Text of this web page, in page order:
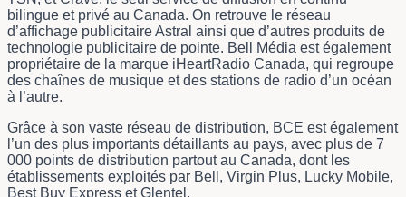
bilingue et privé au Canada. On retrouve le réseau
d’affichage publicitaire Astral ainsi que d’autres produits de
technologie publicitaire de pointe. Bell Média est également
propriétaire de la marque iHeartRadio Canada, qui regroupe
des chaînes de musique et des stations de radio d’un océan
à l’autre.
Grâce à son vaste réseau de distribution, BCE est également
l’un des plus importants détaillants au pays, avec plus de 7
000 points de distribution partout au Canada, dont les
établissements exploités par Bell, Virgin Plus, Lucky Mobile,
Best Buy Express et Glentel.